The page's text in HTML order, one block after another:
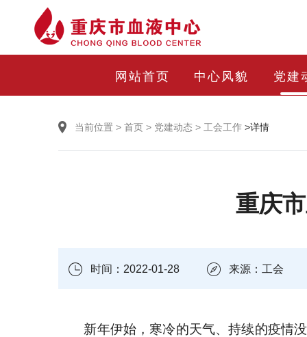
网站首页 中心风貌 党建
当前位置 > 首页 > 党建动态 > 工会工作 >详情
重庆
时间：2022-01-28 来源：工会
新年伊始，寒冷的天气、持续的疫情